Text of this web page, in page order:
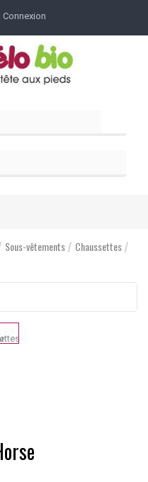
Connexion
Sous-vêtements
Chaussettes